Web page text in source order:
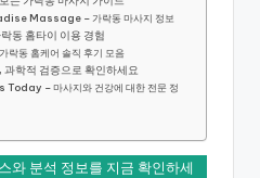
Massage – 가락동 마사지 정보
동 홈타이 이용 경험
동 홈케어 솔직 후기 모음
과학적 검증으로 확인하세요
– 마사지와 건강에 대한 전문 정
와 분석 정보를 지금 확인하세